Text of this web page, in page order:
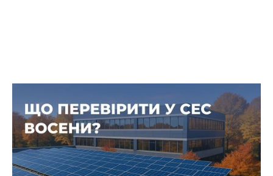
Як дощ і волога впливають на
контакти та кабелі СЕС і що
обов’язково перевірити восени
Саме в цей період з’являється найбільше
пошкоджень контактів і кабельних трас, які
взимку перетворюються на аварії.